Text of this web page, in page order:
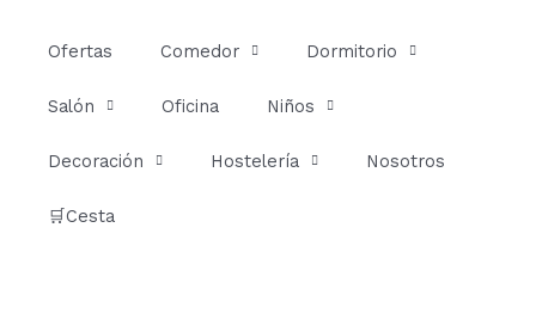
Ofertas Comedor Dormitorio
Salón Oficina Niños
Decoración Hostelería Nosotros
🛒Cesta